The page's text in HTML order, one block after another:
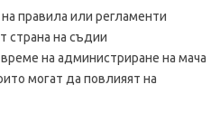
правила или регламенти
страна на съдии
на администриране на мача
могат да повлияят на